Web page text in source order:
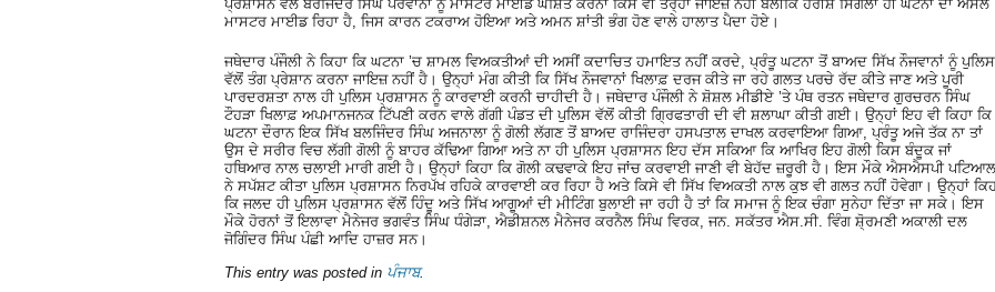
ਪ੍ਰਸ਼ਾਸਨ ਵੱਲੋਂ ਬਰਜਿੰਦਰ ਸਿੰਘ ਪਰਵਾਨਾ ਨੂੰ ਮਾਸਟਰ ਮਾਈਡ ਘੋਸ਼ਿਤ ਕਰਨਾ ਕਿਸੇ ਵੀ ਤਰ੍ਹਾਂ ਜਾਇਜ਼ ਨਹੀਂ ਬਲੀਕਿ ਹਰੀਸ਼ ਸਿੰਗਲਾ ਹੀ ਘਟਨਾ ਦਾ ਅਸਲ
ਮਾਸਟਰ ਮਾਈਡ ਰਿਹਾ ਹੈ, ਜਿਸ ਕਾਰਨ ਟਕਰਾਅ ਹੋਇਆ ਅਤੇ ਅਮਨ ਸ਼ਾਂਤੀ ਭੰਗ ਹੋਣ ਵਾਲੇ ਹਾਲਾਤ ਪੈਦਾ ਹੋਏ।
ਜਥੇਦਾਰ ਪੰਜੌਲੀ ਨੇ ਕਿਹਾ ਕਿ ਘਟਨਾ ’ਚ ਸ਼ਾਮਲ ਵਿਅਕਤੀਆਂ ਦੀ ਅਸੀਂ ਕਦਾਚਿਤ ਹਮਾਇਤ ਨਹੀਂ ਕਰਦੇ, ਪ੍ਰੰਤੂ ਘਟਨਾ ਤੋਂ ਬਾਅਦ ਸਿੱਖ ਨੌਜਵਾਨਾਂ ਨੂੰ ਪੁਲਿਸ
ਵੱਲੋਂ ਤੰਗ ਪ੍ਰੇਸ਼ਾਨ ਕਰਨਾ ਜਾਇਜ਼ ਨਹੀਂ ਹੈ। ਉਨ੍ਹਾਂ ਮੰਗ ਕੀਤੀ ਕਿ ਸਿੱਖ ਨੌਜਵਾਨਾਂ ਖਿਲਾਫ਼ ਦਰਜ ਕੀਤੇ ਜਾ ਰਹੇ ਗਲਤ ਪਰਚੇ ਰੱਦ ਕੀਤੇ ਜਾਣ ਅਤੇ ਪੂਰੀ
ਪਾਰਦਰਸ਼ਤਾ ਨਾਲ ਹੀ ਪੁਲਿਸ ਪ੍ਰਸ਼ਾਸਨ ਨੂੰ ਕਾਰਵਾਈ ਕਰਨੀ ਚਾਹੀਦੀ ਹੈ। ਜਥੇਦਾਰ ਪੰਜੌਲੀ ਨੇ ਸ਼ੋਸ਼ਲ ਮੀਡੀਏ ’ਤੇ ਪੰਥ ਰਤਨ ਜਥੇਦਾਰ ਗੁਰਚਰਨ ਸਿੰਘ
ਟੌਹੜਾ ਖਿਲਾਫ਼ ਅਪਮਾਨਜਨਕ ਟਿੱਪਣੀ ਕਰਨ ਵਾਲੇ ਗੱਗੀ ਪੰਡਤ ਦੀ ਪੁਲਿਸ ਵੱਲੋਂ ਕੀਤੀ ਗਿ੍ਰਫਤਾਰੀ ਦੀ ਵੀ ਸ਼ਲਾਘਾ ਕੀਤੀ ਗਈ। ਉਨ੍ਹਾਂ ਇਹ ਵੀ ਕਿਹਾ ਕਿ
ਘਟਨਾ ਦੌਰਾਨ ਇਕ ਸਿੱਖ ਬਲਜਿੰਦਰ ਸਿੰਘ ਅਜਨਾਲਾ ਨੂੰ ਗੋਲੀ ਲੱਗਣ ਤੋਂ ਬਾਅਦ ਰਾਜਿੰਦਰਾ ਹਸਪਤਾਲ ਦਾਖਲ ਕਰਵਾਇਆ ਗਿਆ, ਪ੍ਰੰਤੂ ਅਜੇ ਤੱਕ ਨਾ ਤਾਂ
ਉਸ ਦੇ ਸਰੀਰ ਵਿਚ ਲੱਗੀ ਗੋਲੀ ਨੂੰ ਬਾਹਰ ਕੱਢਿਆ ਗਿਆ ਅਤੇ ਨਾ ਹੀ ਪੁਲਿਸ ਪ੍ਰਸ਼ਾਸਨ ਇਹ ਦੱਸ ਸਕਿਆ ਕਿ ਆਖਿਰ ਇਹ ਗੋਲੀ ਕਿਸ ਬੰਦੂਕ ਜਾਂ
ਹਥਿਆਰ ਨਾਲ ਚਲਾਈ ਮਾਰੀ ਗਈ ਹੈ। ਉਨ੍ਹਾਂ ਕਿਹਾ ਕਿ ਗੋਲੀ ਕਢਵਾਕੇ ਇਹ ਜਾਂਚ ਕਰਵਾਈ ਜਾਣੀ ਵੀ ਬੇਹੱਦ ਜ਼ਰੂਰੀ ਹੈ। ਇਸ ਮੌਕੇ ਐਸਐਸਪੀ
ਨੇ ਸਪੱਸ਼ਟ ਕੀਤਾ ਪੁਲਿਸ ਪ੍ਰਸ਼ਾਸਨ ਨਿਰਪੱਖ ਰਹਿਕੇ ਕਾਰਵਾਈ ਕਰ ਰਿਹਾ ਹੈ ਅਤੇ ਕਿਸੇ ਵੀ ਸਿੱਖ ਵਿਅਕਤੀ ਨਾਲ ਕੁਝ ਵੀ ਗਲਤ ਨਹੀਂ ਹੋਵੇਗਾ। ਉਨ੍ਹਾਂ
ਕਿ ਜਲਦ ਹੀ ਪੁਲਿਸ ਪ੍ਰਸ਼ਾਸਨ ਵੱਲੋਂ ਹਿੰਦੂ ਅਤੇ ਸਿੱਖ ਆਗੂਆਂ ਦੀ ਮੀਟਿੰਗ ਬੁਲਾਈ ਜਾ ਰਹੀ ਹੈ ਤਾਂ ਕਿ ਸਮਾਜ ਨੂੰ ਇਕ ਚੰਗਾ ਸੁਨੇਹਾ ਦਿੱਤਾ ਜਾ ਸਕੇ। ਇਸ
ਮੌਕੇ ਹੋਰਨਾਂ ਤੋਂ ਇਲਾਵਾ ਮੈਨੇਜਰ ਭਗਵੰਤ ਸਿੰਘ ਧੰਗੇੜਾ, ਐਡੀਸ਼ਨਲ ਮੈਨੇਜਰ ਕਰਨੈਲ ਸਿੰਘ ਵਿਰਕ, ਜਨ. ਸਕੱਤਰ ਐਸ.ਸੀ. ਵਿੰਗ ਸ਼ੋ੍ਰਮਣੀ ਅਕਾਲੀ ਦਲ
ਜੋਗਿੰਦਰ ਸਿੰਘ ਪੰਛੀ ਆਦਿ ਹਾਜ਼ਰ ਸਨ।
This entry was posted in ਪੰਜਾਬ.